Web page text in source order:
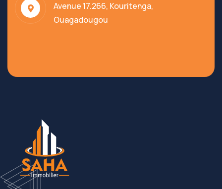
Avenue 17.266, Kouritenga,
Ouagadougou